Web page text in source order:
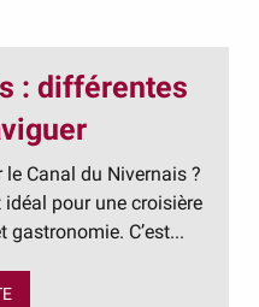
: différentes
Canal du Nivernais ?
idéal pour une croisière
C’est...